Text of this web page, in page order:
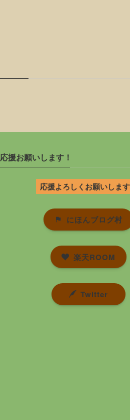
応援お願いします！
応援よろしくお願いします
にほんブログ村
楽天ROOM
Twitter